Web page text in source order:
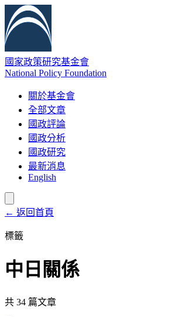
國家政策研究基金會
National Policy Foundation
關於基金會
全部文章
國政評論
國政分析
國政研究
最新消息
English
← 返回首頁
標籤
中日關係
共 34 篇文章